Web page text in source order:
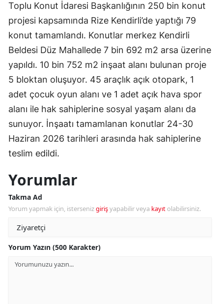
Toplu Konut İdaresi Başkanlığının 250 bin konut
projesi kapsamında Rize Kendirli’de yaptığı 79
konut tamamlandı. Konutlar merkez Kendirli
Beldesi Düz Mahallede 7 bin 692 m2 arsa üzerine
yapıldı. 10 bin 752 m2 inşaat alanı bulunan proje
5 bloktan oluşuyor. 45 araçlık açık otopark, 1
adet çocuk oyun alanı ve 1 adet açık hava spor
alanı ile hak sahiplerine sosyal yaşam alanı da
sunuyor. İnşaatı tamamlanan konutlar 24-30
Haziran 2026 tarihleri arasında hak sahiplerine
teslim edildi.
Yorumlar
Takma Ad
Yorum yapmak için, istersenizgirişyapabilir veya kayıt olabilirsiniz.
Yorum Yazın (500 Karakter)